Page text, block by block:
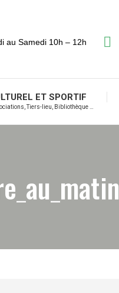
au Samedi 10h – 12h
ET SPORTIF
Tiers-lieu, Bibliothèque …